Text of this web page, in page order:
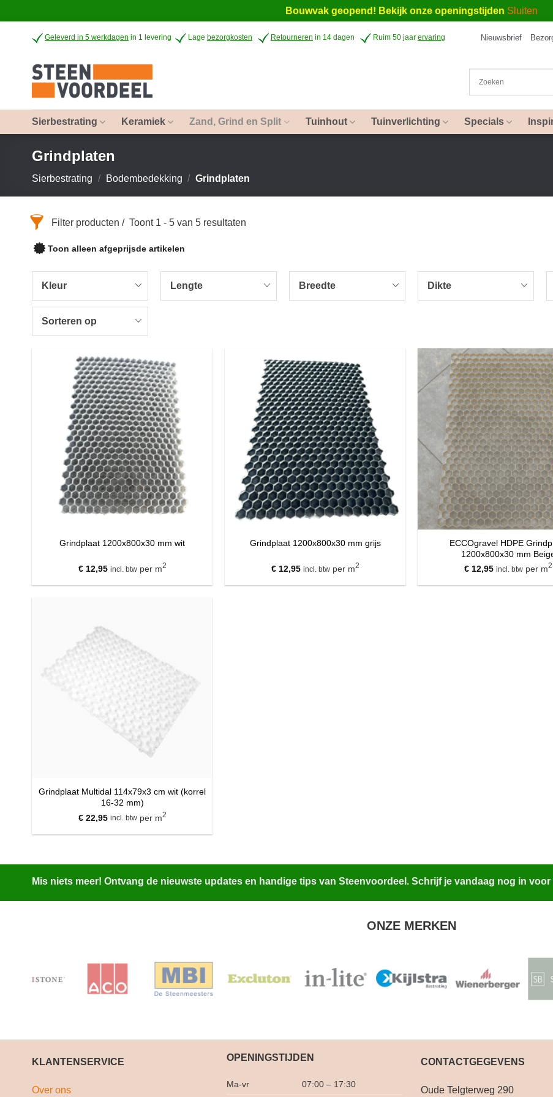
Bouwvak geopend! Bekijk onze openingstijden Sluiten
Geleverd in 5 werkdagen in 1 levering Lage bezorgkosten Retourneren in 14 dagen Ruim 50 jaar ervaring Nieuwsbrief
Sierbestrating Keramiek Zand, Grind en Split Tuinhout Tuinverlichting Specials
Grindplaten
Sierbestrating / Bodembedekking / Grindplaten
Filter producten Toont 1 - 5 van 5 resultaten
Toon alleen afgeprijsde artikelen
Kleur Lengte Breedte Dikte
Sorteren op
Grindplaat 1200x800x30 mm wit
€12,95 incl. btwper m2
Grindplaat 1200x800x30 mm grijs
€12,95 incl. btwper m2
ECCOgravel HDPE
1200x800x30 mm
€12,95 incl. btwper m2
Grindplaat Multidal 114x79x3 cm wit (korrel
16-32 mm)
€22,95 incl. btwper m2
Mis niets meer! Ontvang de nieuwste updates en handige tips van Steenvoordeel. Schrijf je vandaag nog in
ONZE MERKEN
KLANTENSERVICE
Over ons
OPENINGSTIJDEN
Ma-vr 07:00 – 17:30
CONTACTGEGEVENS
Oude Telgterweg 290